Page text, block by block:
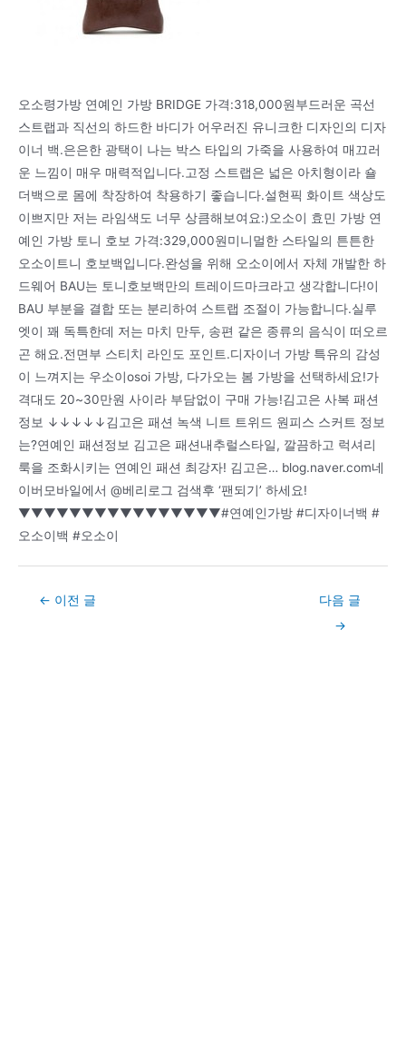
오소령가방 연예인 가방 BRIDGE 가격:318,000원부드러운 곡선
스트랩과 직선의 하드한 바디가 어우러진 유니크한 디자인의 디자
이너 백.은은한 광택이 나는 박스 타입의 가죽을 사용하여 매끄러
운 느낌이 매우 매력적입니다.고정 스트랩은 넓은 아치형이라 숄
더백으로 몸에 착장하여 착용하기 좋습니다.설현픽 화이트 색상도
이쁘지만 저는 라임색도 너무 상큼해보여요:)오소이 효민 가방 연
예인 가방 토니 호보 가격:329,000원미니멀한 스타일의 튼튼한
오소이트니 호보백입니다.완성을 위해 오소이에서 자체 개발한 하
드웨어 BAU는 토니호보백만의 트레이드마크라고 생각합니다!이
BAU 부분을 결합 또는 분리하여 스트랩 조절이 가능합니다.실루
엣이 꽤 독특한데 저는 마치 만두, 송편 같은 종류의 음식이 떠오르
곤 해요.전면부 스티치 라인도 포인트.디자이너 가방 특유의 감성
이 느껴지는 우소이osoi 가방, 다가오는 봄 가방을 선택하세요!가
격대도 20~30만원 사이라 부담없이 구매 가능!김고은 사복 패션
정보 ↓↓↓↓↓김고은 패션 녹색 니트 트위드 원피스 스커트 정보
는?연예인 패션정보 김고은 패션내추럴스타일, 깔끔하고 럭셔리
룩을 조화시키는 연예인 패션 최강자! 김고은… blog.naver.com네
이버모바일에서 @베리로그 검색후 ‘팬되기’ 하세요!
▼▼▼▼▼▼▼▼▼▼▼▼▼▼▼▼#연예인가방 #디자이너백 #
오소이백 #오소이
Post← 이전 글
다음 글
→